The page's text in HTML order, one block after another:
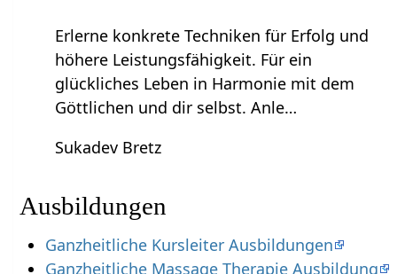
Erlerne konkrete Techniken für Erfolg und
höhere Leistungsfähigkeit. Für ein
glückliches Leben in Harmonie mit dem
Göttlichen und dir selbst. Anle…
Sukadev Bretz
Ausbildungen
Ganzheitliche Kursleiter Ausbildungen
Ganzheitliche Massage Therapie Ausbildung